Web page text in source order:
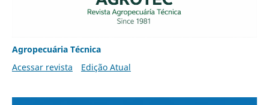
Agropecuária Técnica
Acessar revista
Edição Atual